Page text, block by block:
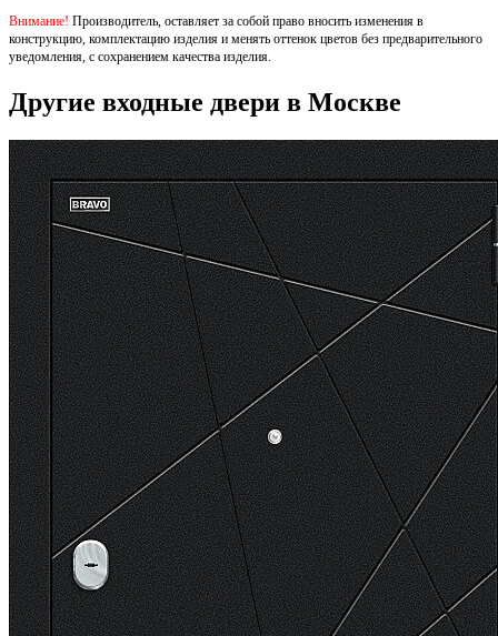
Внимание! Производитель, оставляет за собой право вносить изменения в
конструкцию, комплектацию изделия и менять оттенок цветов без предварительного
уведомления, с сохранением качества изделия.
Другие входные двери в Москве